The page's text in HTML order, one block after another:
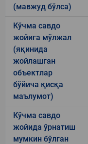
(мавжуд бўлса)
Кўчма савдо
жойига мўлжал
(яқинида
жойлашган
объектлар
бўйича қисқа
маълумот)
Кўчма савдо
жойида ўрнатиш
мумкин бўлган